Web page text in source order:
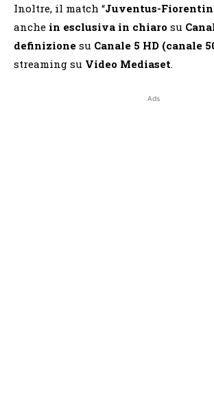
Inoltre, il match “Juventus-
anche in esclusiva in chiaro su
definizione su Canale 5 HD (canale
streaming su Video Mediaset.
Ads